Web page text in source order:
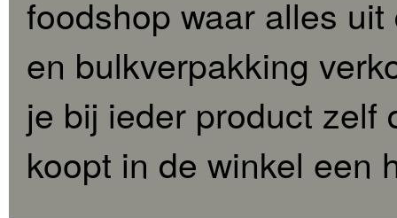
foodshop waar alles
en bulkverpakking
je bij ieder product zelf
koopt in de winkel een